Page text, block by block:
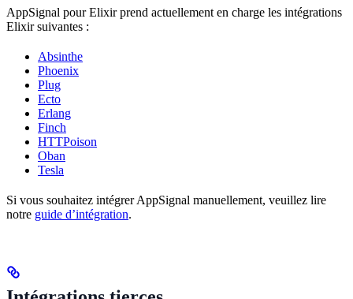
AppSignal pour Elixir prend actuellement en charge les intégrations
Elixir suivantes :
Absinthe
Phoenix
Plug
Ecto
Erlang
Finch
HTTPoison
Oban
Tesla
Si vous souhaitez intégrer AppSignal manuellement, veuillez lire
notre guide d’intégration.